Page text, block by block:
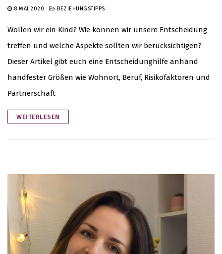
8 MAI 2020 BEZIEHUNGSTIPPS
Wollen wir ein Kind? Wie können wir unsere Entscheidung
treffen und welche Aspekte sollten wir berücksichtigen?
Dieser Artikel gibt euch eine Entscheidunghilfe anhand
handfester Größen wie Wohnort, Beruf, Risikofaktoren und
Partnerschaft
WEITERLESEN